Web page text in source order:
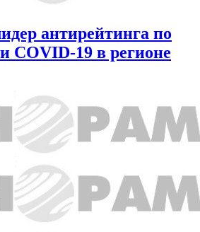
антирейтинга по
COVID-19 в регионе